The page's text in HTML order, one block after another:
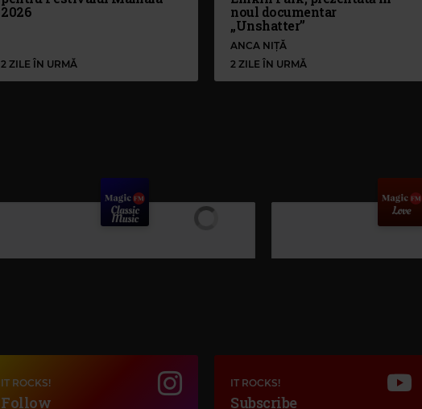
2026
2 ZILE ÎN URMĂ
noul documentar
„Unshatter”
ANCA NIȚĂ
2 ZILE ÎN URMĂ
IT ROCKS!
Follow
IT ROCKS!
Subscribe